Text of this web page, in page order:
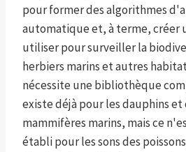
pour former des algorithmes
automatique et, à terme, créer
utiliser pour surveiller la
herbiers marins et autres
nécessite une bibliothèque
existe déjà pour les dauphins
mammifères marins, mais ce
établi pour les sons des